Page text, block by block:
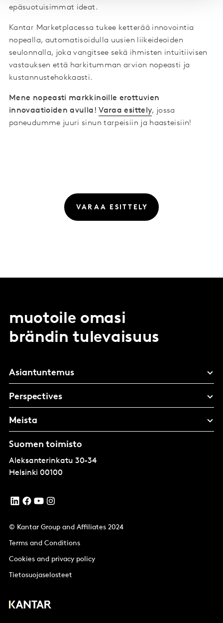
epäsuotuisimmat ideat.
Kantar Marketplacessa tukee ketterää innovointia
nopealla, automatisoidulla uusien liikeideoiden
seulonnalla, joka vangitsee sekä ihmisten intuitiivisen
vastauksen että harkitumman arvion nopeasti ja
kustannustehokkaasti.
Mene nopeasti markkinoille erottuvien
innovaatioiden avulla!Varaa esittely, jossa
paneudumme juuri sinun tarpeisiin ja haasteisiin!
VARAA ESITTELY
muotoile omasi
brändin tulevaisuus
Asiantuntemus
Perspectives
Meista
Suomen toimisto
Aleksanterinkatu 30-34
Helsinki 00100
© Kantar Group and Affiliates 2024
Terms and Conditions
Cookies and privacy policy
Tietosuojaselosteet